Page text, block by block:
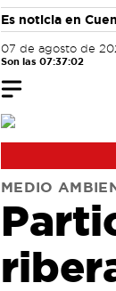
Es noticia en
07 de agosto de
Son las 07:37:03
MEDIO